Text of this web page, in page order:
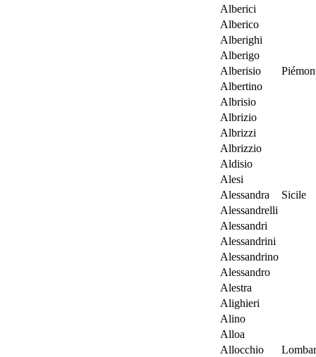
Alberici
Alberico
Alberighi
Alberigo
Alberisio
Albertino
Albrisio
Albrizio
Albrizzi
Albrizzio
Aldisio
Alesi
Alessandra
Sicile
Alessandrelli
Alessandri
Alessandrini
Alessandrino
Alessandro
Alestra
Alighieri
Alino
Alloa
Allocchio